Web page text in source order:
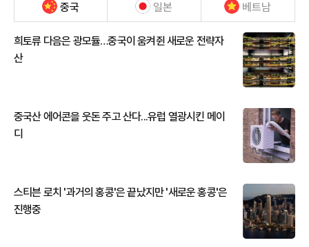
중국 일본 베트남
희토류 다음은 광모듈…중국이 움켜쥔 새로운 전략자
산
중국산 에어콘을 웃돈 주고 산다...유럽 열광시킨 메이
디
스티븐 로치 '과거의 홍콩'은 끝났지만 '새로운 홍콩'은
진행중